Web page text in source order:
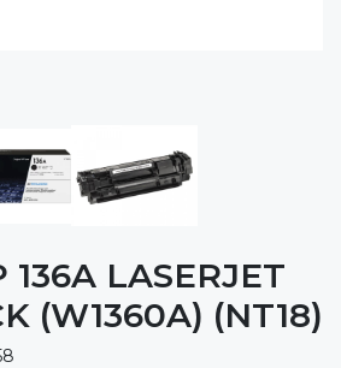
136A LASERJET
(W1360A) (NT18)